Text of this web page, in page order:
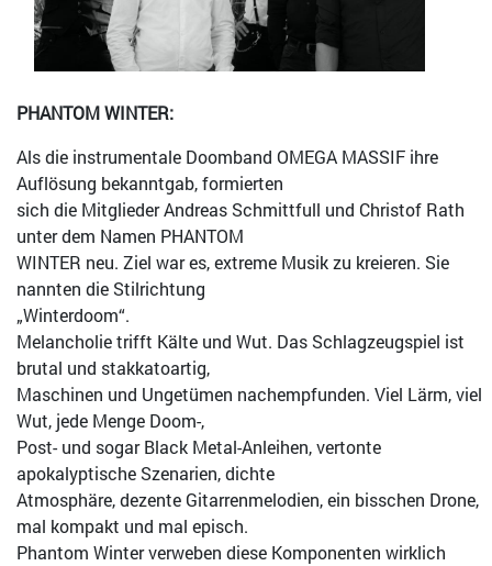
PHANTOM WINTER:
Als die instrumentale Doomband OMEGA MASSIF ihre
Auflösung bekanntgab, formierten
sich die Mitglieder Andreas Schmittfull und Christof Rath
unter dem Namen PHANTOM
WINTER neu. Ziel war es, extreme Musik zu kreieren. Sie
nannten die Stilrichtung
„Winterdoom“.
Melancholie trifft Kälte und Wut. Das Schlagzeugspiel ist
brutal und stakkatoartig,
Maschinen und Ungetümen nachempfunden. Viel Lärm, viel
Wut, jede Menge Doom-,
Post- und sogar Black Metal-Anleihen, vertonte
apokalyptische Szenarien, dichte
Atmosphäre, dezente Gitarrenmelodien, ein bisschen Drone,
mal kompakt und mal episch.
Phantom Winter verweben diese Komponenten wirklich